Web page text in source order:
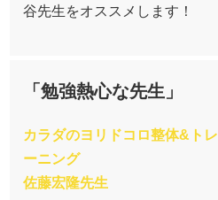
谷先生をオススメします！
「勉強熱心な先生」
カラダのヨリドコロ整体&トレ
ーニング
佐藤宏隆先生